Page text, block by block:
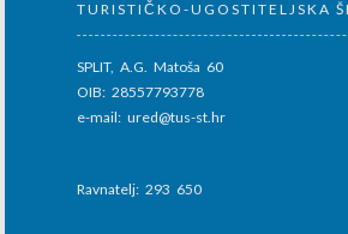
TURISTIČKO-UGOSTITELJSKA
SPLIT, A.G. Matoša 60
OIB: 28557793778
e-mail: ured@tus-st.hr
Ravnatelj: 293 650